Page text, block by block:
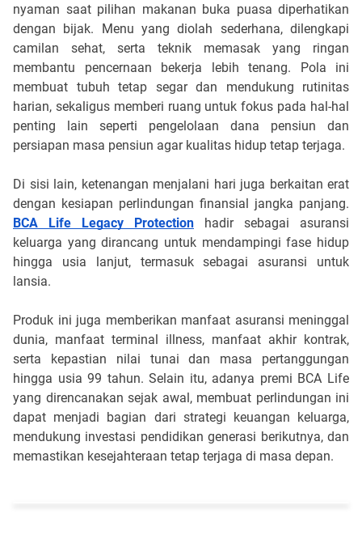
nyaman saat pilihan makanan buka puasa diperhatikan
dengan bijak. Menu yang diolah sederhana, dilengkapi
camilan sehat, serta teknik memasak yang ringan
membantu pencernaan bekerja lebih tenang. Pola ini
membuat tubuh tetap segar dan mendukung rutinitas
harian, sekaligus memberi ruang untuk fokus pada hal-hal
penting lain seperti pengelolaan dana pensiun dan
persiapan masa pensiun agar kualitas hidup tetap terjaga.
Di sisi lain, ketenangan menjalani hari juga berkaitan erat
BCA Life Legacy Protection hadir sebagai asuransi
keluarga yang dirancang untuk mendampingi fase hidup
hingga usia lanjut, termasuk sebagai asuransi untuk
lansia.
Produk ini juga memberikan manfaat asuransi meninggal
dunia, manfaat terminal illness, manfaat akhir kontrak,
serta kepastian nilai tunai dan masa pertanggungan
hingga usia 99 tahun. Selain itu, adanya premi BCA Life
yang direncanakan sejak awal, membuat perlindungan ini
dapat menjadi bagian dari strategi keuangan keluarga,
mendukung investasi pendidikan generasi berikutnya, dan
memastikan kesejahteraan tetap terjaga di masa depan.